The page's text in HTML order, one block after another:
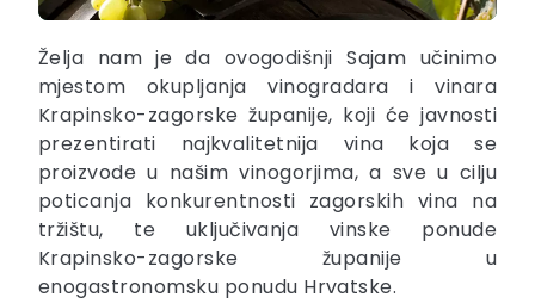
Želja nam je da ovogodišnji Sajam učinimo
mjestom okupljanja vinogradara i vinara
Krapinsko-zagorske županije, koji će javnosti
prezentirati najkvalitetnija vina koja se
proizvode u našim vinogorjima, a sve u cilju
poticanja konkurentnosti zagorskih vina na
tržištu, te uključivanja vinske ponude
Krapinsko-zagorske županije u
enogastronomsku ponudu Hrvatske.